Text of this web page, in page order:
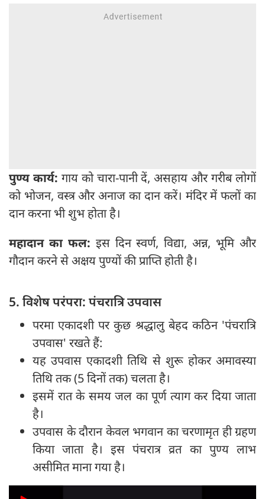
पुण्य कार्य: गाय को चारा-पानी दें, असहाय और गरीब लोगों
को भोजन, वस्त्र और अनाज का दान करें। मंदिर में फलों का
दान करना भी शुभ होता है।
महादान का फल: इस दिन स्वर्ण, विद्या, अन्न, भूमि और
गौदान करने से अक्षय पुण्यों की प्राप्ति होती है।
5. विशेष परंपरा: पंचरात्रि उपवास
परमा एकादशी पर कुछ श्रद्धालु बेहद कठिन 'पंचरात्रि
उपवास' रखते हैं:
यह उपवास एकादशी तिथि से शुरू होकर अमावस्या
तिथि तक (5 दिनों तक) चलता है।
इसमें रात के समय जल का पूर्ण त्याग कर दिया जाता
है।
उपवास के दौरान केवल भगवान का चरणामृत ही ग्रहण
किया जाता है। इस पंचरात्र व्रत का पुण्य लाभ
असीमित माना गया है।